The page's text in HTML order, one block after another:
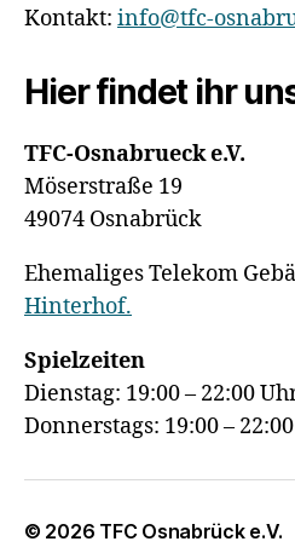
Kontakt: info@tfc-
Hier findet ihr
TFC-Osnabrueck e.V.
Möserstraße 19
49074 Osnabrück
Ehemaliges Telekom
Hinterhof.
Spielzeiten
Dienstag: 19:00 – 22:00
Donnerstags: 19:00 –
© 2026 TFC Osnabrück e.V.